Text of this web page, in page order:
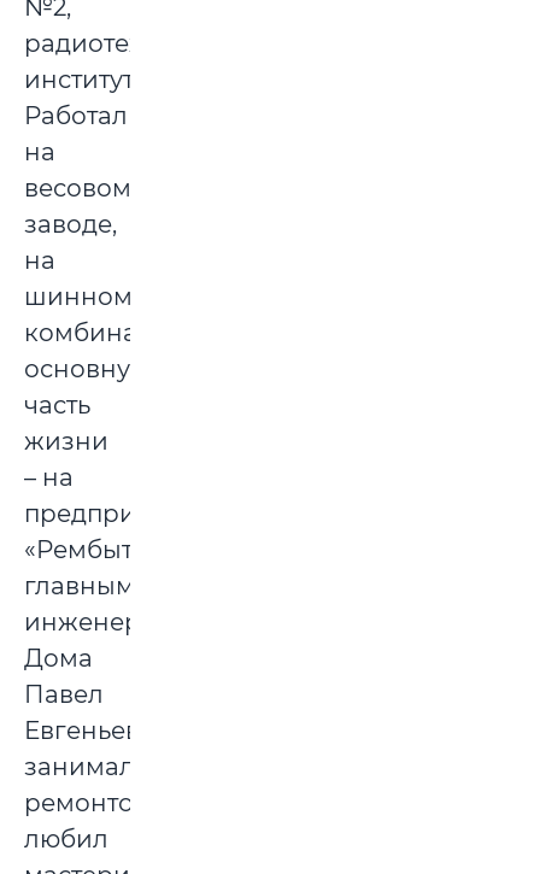
№2,
радиотехнический
институт.
Работал
на
весовом
заводе,
на
шинном
комбинате,
основную
часть
жизни
– на
предприятии
«Рембыттехника»
главным
инженером.
Дома
Павел
Евгеньевич
занимался
ремонтом,
любил